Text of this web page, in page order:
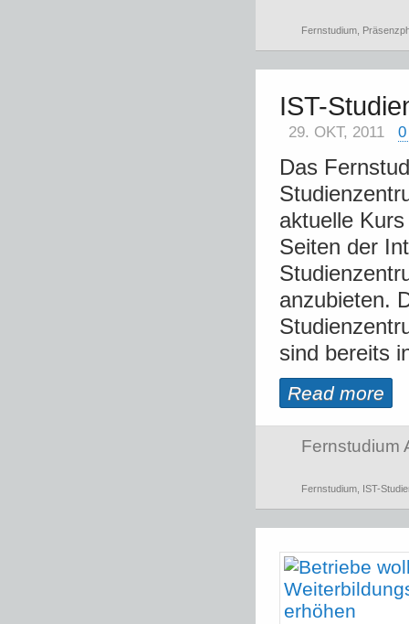
Fernstudium
IST-
29. OKT, 2011
Das
aktuelle
Seiten der
anzubieten.
sind bereits
Read more
Fernstudium
Fernstudium IST-